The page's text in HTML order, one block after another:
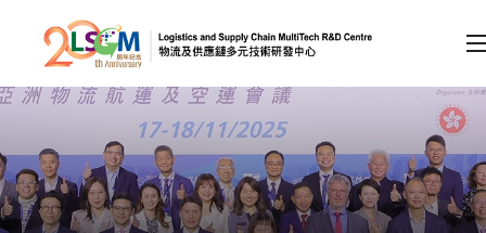
跳到內容（按回車鍵）
會員登入
A A EN 繁 简